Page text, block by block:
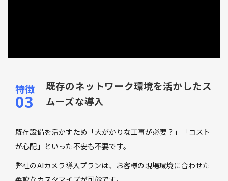
既存のネットワーク環境を活かしたス
ムーズな導入
既存設備を活かすため「大がかりな工事が必要？」「コスト
が心配」といった不安も不要です。
弊社のAIカメラ導入プランは、お客様の現場環境に合わせた